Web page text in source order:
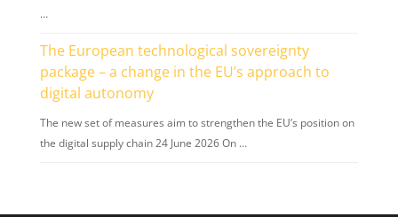
…
The European technological sovereignty
package – a change in the EU’s approach to
digital autonomy
The new set of measures aim to strengthen the EU’s position on
the digital supply chain 24 June 2026 On …